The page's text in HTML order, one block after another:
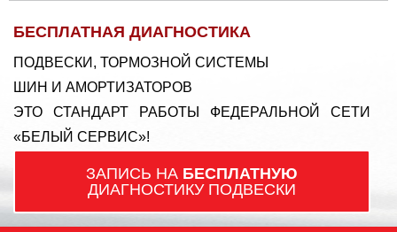
БЕСПЛАТНАЯ ДИАГНОСТИКА
ПОДВЕСКИ, ТОРМОЗНОЙ СИСТЕМЫ
ШИН И АМОРТИЗАТОРОВ
ЭТО СТАНДАРТ РАБОТЫ ФЕДЕРАЛЬНОЙ СЕТИ
«БЕЛЫЙ СЕРВИС»!
ЗАПИСЬ НА БЕСПЛАТНУЮ
ДИАГНОСТИКУ ПОДВЕСКИ